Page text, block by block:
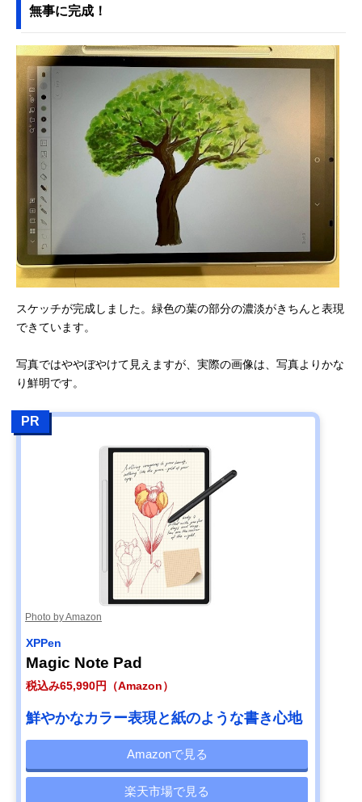
無事に完成！
スケッチが完成しました。緑色の葉の部分の濃淡がきちんと表現
できています。
写真ではややぼやけて見えますが、実際の画像は、写真よりかな
り鮮明です。
PR
Photo by Amazon
XPPen
Magic Note Pad
税込み65,990円（Amazon）
鮮やかなカラー表現と紙のような書き心地
Amazonで見る
楽天市場で見る